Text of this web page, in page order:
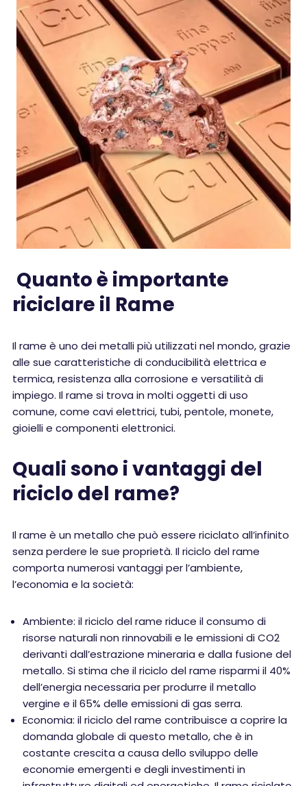
Quanto è importante
riciclare il Rame
Il rame è uno dei metalli più utilizzati nel mondo, grazie
alle sue caratteristiche di conducibilità elettrica e
termica, resistenza alla corrosione e versatilità di
impiego. Il rame si trova in molti oggetti di uso
comune, come cavi elettrici, tubi, pentole, monete,
gioielli e componenti elettronici.
Quali sono i vantaggi del
riciclo del rame?
Il rame è un metallo che può essere riciclato all’infinito
senza perdere le sue proprietà. Il riciclo del rame
comporta numerosi vantaggi per l’ambiente,
l’economia e la società:
Ambiente: il riciclo del rame riduce il consumo di
risorse naturali non rinnovabili e le emissioni di CO2
derivanti dall’estrazione mineraria e dalla fusione del
metallo. Si stima che il riciclo del rame risparmi il 40%
dell’energia necessaria per produrre il metallo
vergine e il 65% delle emissioni di gas serra.
Economia: il riciclo del rame contribuisce a coprire la
domanda globale di questo metallo, che è in
costante crescita a causa dello sviluppo delle
economie emergenti e degli investimenti in